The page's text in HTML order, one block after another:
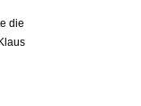
die